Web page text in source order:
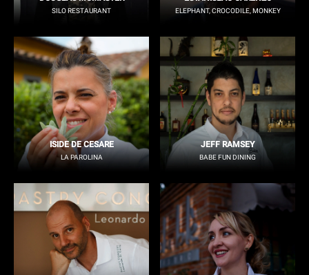
SILO RESTAURANT ELEPHANT, CROCODILE, MONKEY
ISIDE DE CESARE
LA PAROLINA
JEFF RAMSEY
BABE FUN DINING